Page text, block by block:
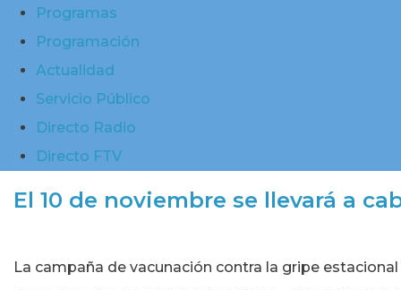
Programas
Programación
Actualidad
Servicio Público
Directo Radio
Directo FTV
El 10 de noviembre se llevará a
La campaña de vacunación contra la gripe